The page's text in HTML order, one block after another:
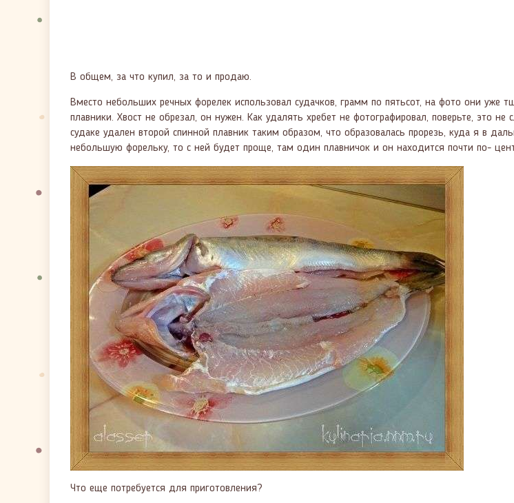
В общем, за что купил, за то и продаю.
Вместо небольших речных форелек использовал судачков, грамм по пятьсот, на фото они уже
плавники. Хвост не обрезал, он нужен. Как удалять хребет не фотографировал, поверьте, это
судаке удален второй спинной плавник таким образом, что образовалась прорезь, куда я в
небольшую форельку, то с ней будет проще, там один плавничок и он находится почти по-
Что еще потребуется для приготовления?